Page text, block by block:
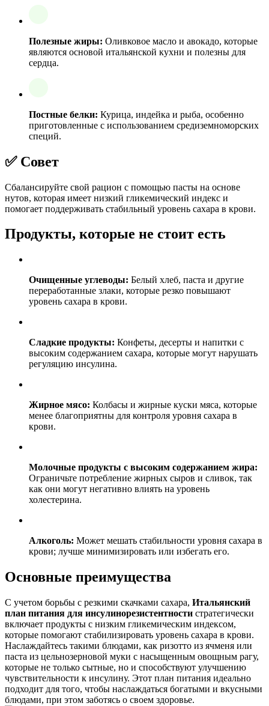
Полезные жиры: Оливковое масло и авокадо, которые
являются основой итальянской кухни и полезны для
сердца.
Постные белки: Курица, индейка и рыба, особенно
приготовленные с использованием средиземноморских
специй.
✅ Совет
Сбалансируйте свой рацион с помощью пасты на основе
нутов, которая имеет низкий гликемический индекс и
помогает поддерживать стабильный уровень сахара в крови.
Продукты, которые не стоит есть
Очищенные углеводы: Белый хлеб, паста и другие
переработанные злаки, которые резко повышают
уровень сахара в крови.
Сладкие продукты: Конфеты, десерты и напитки с
высоким содержанием сахара, которые могут нарушать
регуляцию инсулина.
Жирное мясо: Колбасы и жирные куски мяса, которые
менее благоприятны для контроля уровня сахара в
крови.
Молочные продукты с высоким содержанием жира:
Ограничьте потребление жирных сыров и сливок, так
как они могут негативно влиять на уровень
холестерина.
Алкоголь: Может мешать стабильности уровня сахара в
крови; лучше минимизировать или избегать его.
Основные преимущества
С учетом борьбы с резкими скачками сахара, Итальянский
план питания для инсулинорезистентности стратегически
включает продукты с низким гликемическим индексом,
которые помогают стабилизировать уровень сахара в крови.
Наслаждайтесь такими блюдами, как ризотто из ячменя или
паста из цельнозерновой муки с насыщенным овощным рагу,
которые не только сытные, но и способствуют улучшению
чувствительности к инсулину. Этот план питания идеально
подходит для того, чтобы наслаждаться богатыми и вкусными
блюдами, при этом заботясь о своем здоровье.